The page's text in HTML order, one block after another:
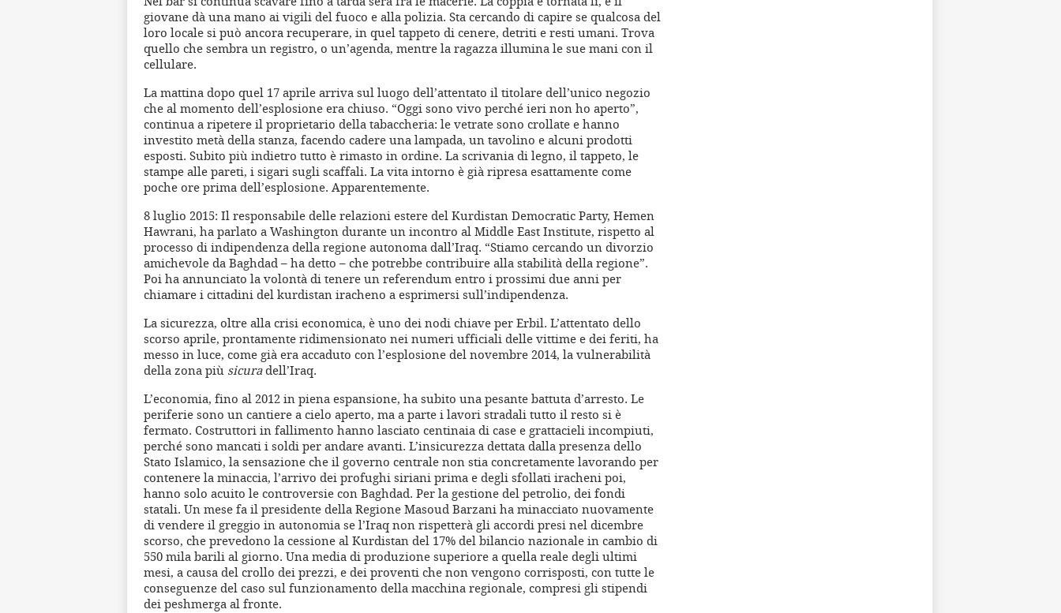
giovane dà una mano ai vigili del fuoco e alla polizia. Sta cercando di capire se qualcosa del
loro locale si può ancora recuperare, in quel tappeto di cenere, detriti e resti umani. Trova
quello che sembra un registro, o un’agenda, mentre la ragazza illumina le sue mani con il
cellulare.
La mattina dopo quel 17 aprile arriva sul luogo dell’attentato il titolare dell’unico negozio
che al momento dell’esplosione era chiuso. “Oggi sono vivo perché ieri non ho aperto”,
continua a ripetere il proprietario della tabaccheria: le vetrate sono crollate e hanno
investito metà della stanza, facendo cadere una lampada, un tavolino e alcuni prodotti
esposti. Subito più indietro tutto è rimasto in ordine. La scrivania di legno, il tappeto, le
stampe alle pareti, i sigari sugli scaffali. La vita intorno è già ripresa esattamente come
poche ore prima dell’esplosione. Apparentemente.
8 luglio 2015: Il responsabile delle relazioni estere del Kurdistan Democratic Party, Hemen
Hawrani, ha parlato a Washington durante un incontro al Middle East Institute, rispetto al
processo di indipendenza della regione autonoma dall’Iraq. “Stiamo cercando un divorzio
amichevole da Baghdad – ha detto – che potrebbe contribuire alla stabilità della regione”.
Poi ha annunciato la volontà di tenere un referendum entro i prossimi due anni per
chiamare i cittadini del kurdistan iracheno a esprimersi sull’indipendenza.
La sicurezza, oltre alla crisi economica, è uno dei nodi chiave per Erbil. L’attentato dello
scorso aprile, prontamente ridimensionato nei numeri ufficiali delle vittime e dei feriti, ha
messo in luce, come già era accaduto con l’esplosione del novembre 2014, la vulnerabilità
della zona più sicuradell’Iraq.
L’economia, fino al 2012 in piena espansione, ha subito una pesante battuta d’arresto. Le
periferie sono un cantiere a cielo aperto, ma a parte i lavori stradali tutto il resto si è
fermato. Costruttori in fallimento hanno lasciato centinaia di case e grattacieli incompiuti,
perché sono mancati i soldi per andare avanti. L’insicurezza dettata dalla presenza dello
Stato Islamico, la sensazione che il governo centrale non stia concretamente lavorando per
contenere la minaccia, l’arrivo dei profughi siriani prima e degli sfollati iracheni poi,
hanno solo acuito le controversie con Baghdad. Per la gestione del petrolio, dei fondi
statali. Un mese fa il presidente della Regione Masoud Barzani ha minacciato nuovamente
di vendere il greggio in autonomia se l’Iraq non rispetterà gli accordi presi nel dicembre
scorso, che prevedono la cessione al Kurdistan del 17% del bilancio nazionale in cambio di
550 mila barili al giorno. Una media di produzione superiore a quella reale degli ultimi
mesi, a causa del crollo dei prezzi, e dei proventi che non vengono corrisposti, con tutte le
conseguenze del caso sul funzionamento della macchina regionale, compresi gli stipendi
dei peshmerga al fronte.